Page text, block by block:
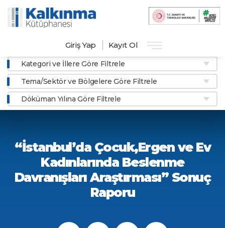
Giriş Yap Kayıt Ol
Kategori ve İllere Göre Filtrele
Tema/Sektör ve Bölgelere Göre Filtrele
Döküman Yılına Göre Filtrele
“İstanbul’da Çocuk,Ergen ve Ev
Kadınlarında Beslenme
Davranışları Araştırması” Sonuç
Raporu